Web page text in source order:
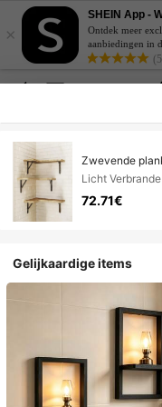
×
SHEIN App -
Ontdek meer
aanbiedingen in
Zwevende
Licht
72.71€
Gelijkaardige items